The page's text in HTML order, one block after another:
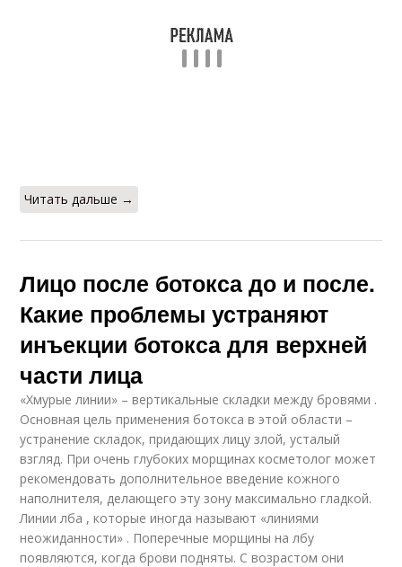
Читать дальше →
Лицо после ботокса до и после.
Какие проблемы устраняют
инъекции ботокса для верхней
части лица
«Хмурые линии» – вертикальные складки между бровями .
Основная цель применения ботокса в этой области –
устранение складок, придающих лицу злой, усталый
взгляд. При очень глубоких морщинах косметолог может
рекомендовать дополнительное введение кожного
наполнителя, делающего эту зону максимально гладкой.
Линии лба , которые иногда называют «линиями
неожиданности» . Поперечные морщины на лбу
появляются, когда брови подняты. С возрастом они